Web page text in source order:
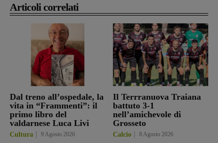
Articoli correlati
Dal treno all’ospedale, la
vita in “Frammenti”: il
primo libro del
valdarnese Luca Livi
Cultura 9 Agosto 2026
Il Terrranuova Traiana
battuto 3-1
nell’amichevole di
Grosseto
Calcio 8 Agosto 2026